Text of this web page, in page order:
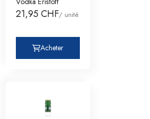
21,95 CHF/ unité
Acheter